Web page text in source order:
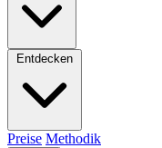
Entdecken
Preise Methodik